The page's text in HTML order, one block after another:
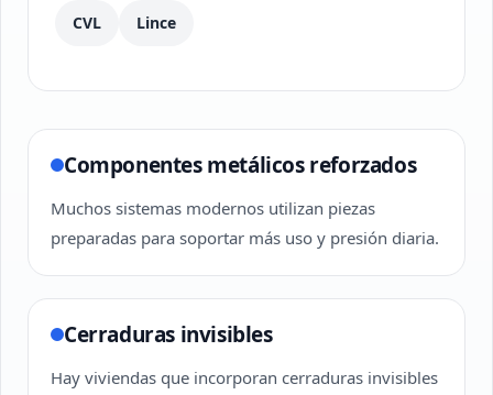
CVL Lince
Componentes metálicos reforzados
Muchos sistemas modernos utilizan piezas
preparadas para soportar más uso y presión diaria.
Cerraduras invisibles
Hay viviendas que incorporan cerraduras invisibles